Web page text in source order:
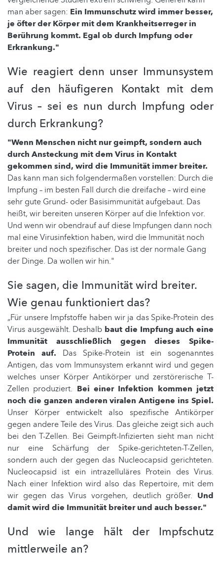
man aber sagen: Ein Immunschutz wird immer besser,
je öfter der Körper mit dem Krankheitserreger in
Berührung kommt. Egal ob durch Impfung oder
Erkrankung."
Wie reagiert denn unser Immunsystem
auf den häufigeren Kontakt mit dem
Virus – sei es nun durch Impfung oder
durch Erkrankung?
"Wenn Menschen nicht nur geimpft, sondern auch
durch Ansteckung mit dem Virus in Kontakt
gekommen sind, wird die Immunität immer breiter.
Das kann man sich folgendermaßen vorstellen: Durch die
Impfung – im besten Fall durch die dreifache – wird eine
sehr gute Grund- oder Basisimmunität aufgebaut. Das
heißt, wir bereiten unseren Körper auf die Infektion vor.
Und wenn wir obendrauf auf diese Impfungen dann noch
mal eine Virusinfektion haben, wird die Immunität noch
breiter und noch spezifischer. Das ist der normale Gang
der Dinge. Da wollen wir hin."
Sie sagen, die Immunität wird breiter.
Wie genau funktioniert das?
„Für unsere Impfstoffe haben wir ja das Spike-Protein des
Virus ausgewählt. Deshalb baut die Impfung auch eine
Immunität ausschließlich gegen dieses Spike-
Protein auf. Das Spike-Protein ist ein sogenanntes
Antigen, das vom Immunsystem erkannt wird und gegen
welches unser Körper Antikörper und zerstörerische T-
Zellen produziert. Bei einer Infektion kommen jetzt
noch die ganzen anderen viralen Antigene ins Spiel.
Unser Körper entwickelt also spezifische Antikörper
gegen andere Teile des Virus. Das gleiche zeigt sich auch
bei den T-Zellen. Bei Geimpft-Infizierten sieht man nicht
nur eine Schärfung der Spike-gerichteten-T-Zellen,
sondern auch der gegen das Nucleocapsid gerichteten.
Nucleocapsid ist ein intrazelluläres Protein des Virus.
Nach einer Infektion wird also das Repertoire, mit dem
wir gegen das Virus vorgehen, deutlich größer. Und
damit wird die Immunität breiter und auch besser."
Und wie lange hält der Impfschutz
mittlerweile an?